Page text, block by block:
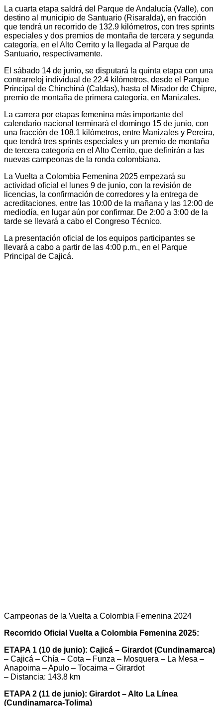
La cuarta etapa saldrá del Parque de Andalucía (Valle), con
destino al municipio de Santuario (Risaralda), en fracción
que tendrá un recorrido de 132.9 kilómetros, con tres sprints
especiales y dos premios de montaña de tercera y segunda
categoría, en el Alto Cerrito y la llegada al Parque de
Santuario, respectivamente.
El sábado 14 de junio, se disputará la quinta etapa con una
contrarreloj individual de 22.4 kilómetros, desde el Parque
Principal de Chinchiná (Caldas), hasta el Mirador de Chipre,
premio de montaña de primera categoría, en Manizales.
La carrera por etapas femenina más importante del
calendario nacional terminará el domingo 15 de junio, con
una fracción de 108.1 kilómetros, entre Manizales y Pereira,
que tendrá tres sprints especiales y un premio de montaña
de tercera categoría en el Alto Cerrito, que definirán a las
nuevas campeonas de la ronda colombiana.
La Vuelta a Colombia Femenina 2025 empezará su
actividad oficial el lunes 9 de junio, con la revisión de
licencias, la confirmación de corredores y la entrega de
acreditaciones, entre las 10:00 de la mañana y las 12:00 de
mediodía, en lugar aún por confirmar. De 2:00 a 3:00 de la
tarde se llevará a cabo el Congreso Técnico.
La presentación oficial de los equipos participantes se
llevará a cabo a partir de las 4:00 p.m., en el Parque
Principal de Cajicá.
Campeonas de la Vuelta a Colombia Femenina 2024
Recorrido Oficial Vuelta a Colombia Femenina 2025:
ETAPA 1 (10 de junio): Cajicá – Girardot (Cundinamarca)
– Cajicá – Chía – Cota – Funza – Mosquera – La Mesa –
Anapoima – Apulo – Tocaima – Girardot
– Distancia: 143.8 km
ETAPA 2 (11 de junio): Girardot – Alto La Línea
(Cundinamarca-Tolima)